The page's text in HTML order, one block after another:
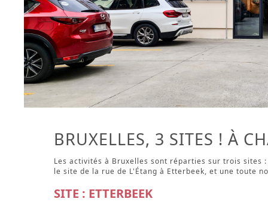
BRUXELLES, 3 SITES ! À
Les activités à Bruxelles sont réparties sur trois sites
le site de la rue de L'Étang à Etterbeek, et une toute
SITE : ETTERBEEK